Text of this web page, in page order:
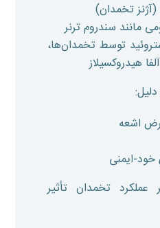
تخمدان)
مانند سندروم ترنر
توسط تخمدان‌ها،
اشعه
ایمنی
تخمدان تأثیر